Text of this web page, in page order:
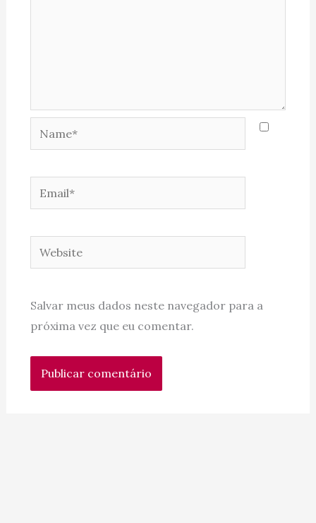
Name*
Email*
Website
Salvar meus dados neste navegador para a
próxima vez que eu comentar.